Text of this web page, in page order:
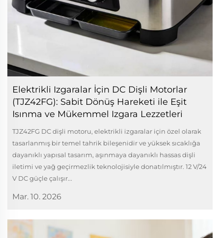
Elektrikli Izgaralar İçin DC Dişli Motorlar
(TJZ42FG): Sabit Dönüş Hareketi ile Eşit
Isınma ve Mükemmel Izgara Lezzetleri
TJZ42FG DC dişli motoru, elektrikli izgaralar için özel olarak
tasarlanmış bir temel tahrik bileşenidir ve yüksek sıcaklığa
dayanıklı yapısal tasarım, aşınmaya dayanıklı hassas dişli
iletimi ve yağ geçirmezlik teknolojisiyle donatılmıştır. 12 V/24
V DC güçle çalışır...
Mar. 10. 2026